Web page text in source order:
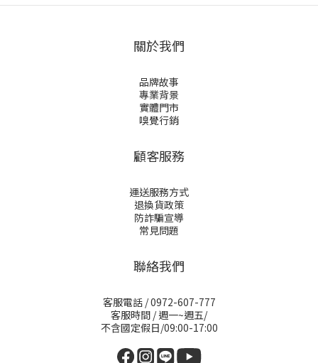
關於我們
品牌故事
專業背景
實體門市
嗅覺行銷
顧客服務
運送服務方式
退換貨政策
防詐騙宣導
常見問題
聯絡我們
客服電話 / 0972-607-777
客服時間 / 週一~週五/
不含國定假日/09:00-17:00